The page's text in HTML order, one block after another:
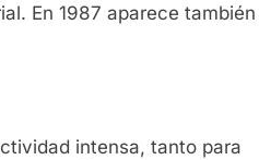
En 1987 aparece también
intensa, tanto para